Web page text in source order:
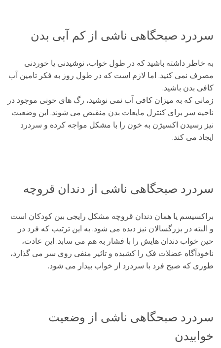
سردرد صبحگاهی ناشی از کم آبی بدن
به خاطر داشته باشید که در طول خواب، نوشیدنی یا خوردنی
مصرف نمی کنید. اما لازم است که در طول روز به فکر تامین آب
کافی بدن باشید.
زمانی که به میزان کافی آب نمی نوشید، رگ های خونی موجود در
ناحیه سر برای کنترل مایعات بدن منقبض می شوند. این وضعیت
نیز رسیدن اکسیژن به خون را با مشکل مواجه کرده و سردرد
ایجاد می کند.
سردرد صبحگاهی ناشی از دندان قروچه
براکسیسم یا همان دندان قروچه مشکل رایجی بین کودکان است
و البته در بزرگسالان نیز دیده می شود. به این ترتیب که فرد در
حین خواب دندان هایش را با فشار به هم می سابد. این عادت،
ناخودآگاه عضلات فک را کشیده و تاثیر منفی روی سر می گذارد،
طوری که صبح فرد با سردرد از خواب بیدار می شود.
سردرد صبحگاهی ناشی از وضعیت
خوابیدن